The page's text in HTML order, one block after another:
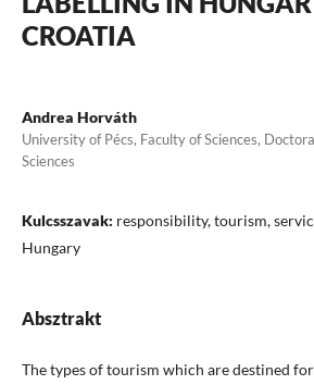
CROATIA
Andrea Horváth
University of Pécs, Faculty of Sciences,
Sciences
Kulcsszavak: responsibility, tourism,
Hungary
Absztrakt
The types of tourism which are destined